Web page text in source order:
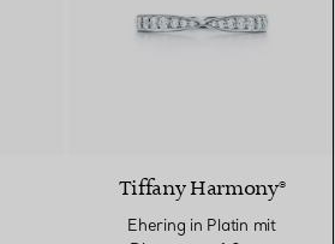
Tiffany Harmony®
Ehering in Platin mit